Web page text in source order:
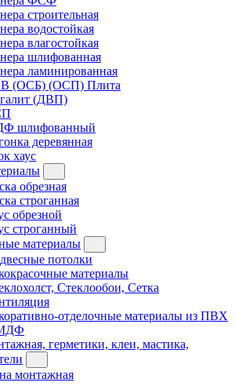
строительная
водостойкая
влагостойкая
шлифованная
ламинированная
(ОСБ) (ОСП) Плита
(ДВП)
шлифованный
деревянная
хаус
обрезная
строганная
обрезной
строганный
материалы
потолки
материалы
Стеклообои, Сетка
отделочные материалы из ПВХ
герметики, клеи, мастика,
монтажная